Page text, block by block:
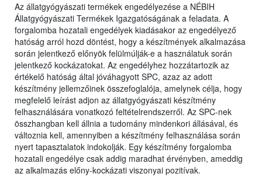
Az állatgyógyászati termékek engedélyezése a NÉBIH
Állatgyógyászati Termékek Igazgatóságának a feladata. A
forgalomba hozatali engedélyek kiadásakor az engedélyező
hatóság arról hozd döntést, hogy a készítmények alkalmazása
során jelentkező előnyök felülmúlják-e a használatuk során
jelentkező kockázatokat. Az engedélyhez hozzátartozik az
értékelő hatóság által jóváhagyott SPC, azaz az adott
készítmény jellemzőinek összefoglalója, amelynek célja, hogy
megfelelő leírást adjon az állatgyógyászati készítmény
felhasználására vonatkozó feltételrendszerről. Az SPC-nek
összhangban kell állnia a tudomány mindenkori állásával, és
változnia kell, amennyiben a készítmény felhasználása során
nyert tapasztalatok indokolják. Egy készítmény forgalomba
hozatali engedélye csak addig maradhat érvényben, ameddig
az alkalmazás előny-kockázati viszonyai pozitívak.